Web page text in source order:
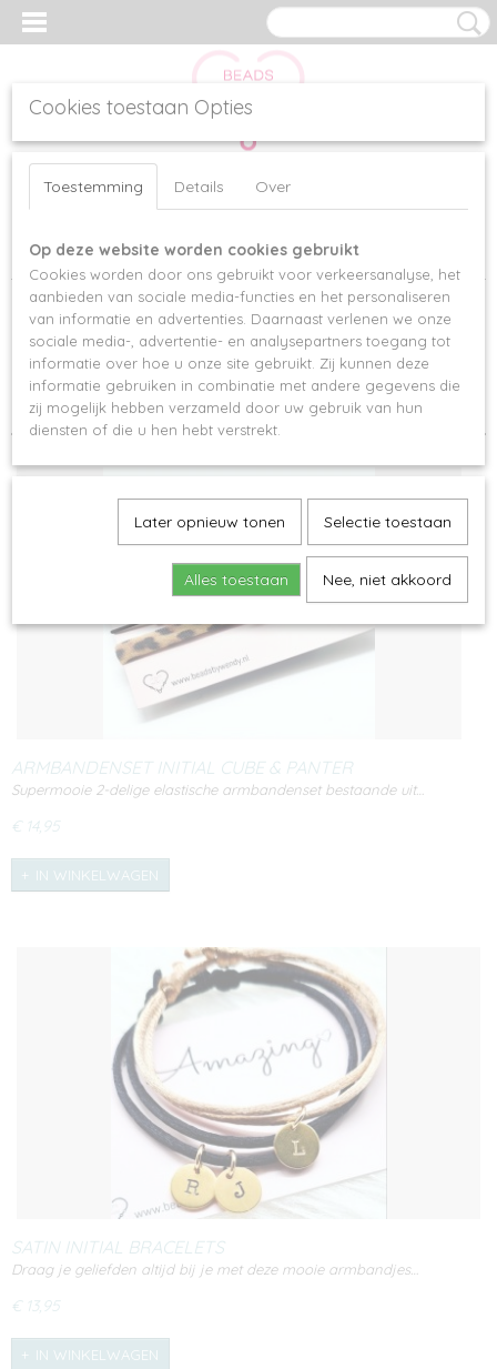
Inloggen Registreren
Home >BESTSELLERS
Sorteer op:
1 2 »
ARMBANDENSET INITIAL CUBE & PANTER
Supermooie 2-delige elastische armbandenset bestaande uit…
€ 14,95
IN WINKELWAGEN
SATIN INITIAL BRACELETS
Draag je geliefden altijd bij je met deze mooie armbandjes…
€ 13,95
IN WINKELWAGEN
Cookies toestaan Opties
Toestemming Details Over
Op deze website worden cookies gebruikt
Cookies worden door ons gebruikt voor verkeersanalyse, het
aanbieden van sociale media-functies en het personaliseren
van informatie en advertenties. Daarnaast verlenen we onze
sociale media-, advertentie- en analysepartners toegang tot
informatie over hoe u onze site gebruikt. Zij kunnen deze
informatie gebruiken in combinatie met andere gegevens die
zij mogelijk hebben verzameld door uw gebruik van hun
diensten of die u hen hebt verstrekt.
Later opnieuw tonen Selectie toestaan
Alles toestaan Nee, niet akkoord